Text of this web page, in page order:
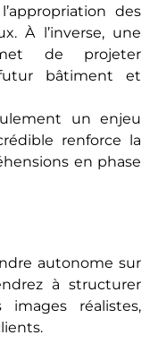
des
À l’inverse, une
de projeter
bâtiment et
un enjeu
renforce la
en phase
autonome sur
à structurer
réalistes,